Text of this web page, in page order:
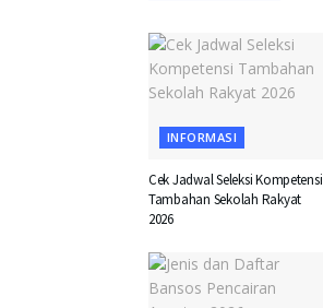
INFORMASI
Cek Jadwal Seleksi Kompetensi
Tambahan Sekolah Rakyat
2026